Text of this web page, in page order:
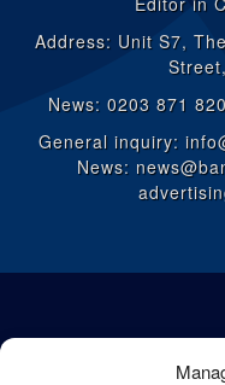
Address: Unit S7,
News: 0203 871
General inquiry:
News: